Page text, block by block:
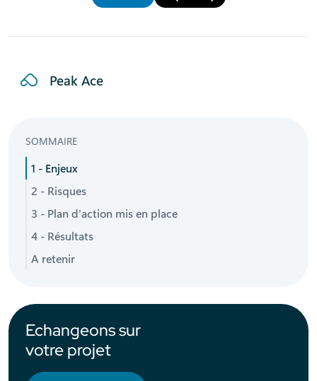
Peak Ace
SOMMAIRE
1 - Enjeux
2 - Risques
3 - Plan d'action mis en place
4 - Résultats
A retenir
Echangeons sur
votre projet